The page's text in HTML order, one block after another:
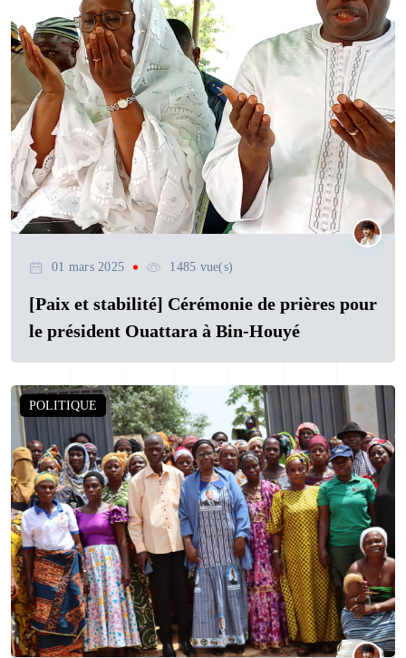
01 mars 2025 1485 vue(s)
[Paix et stabilité] Cérémonie de prières pour
le président Ouattara à Bin-Houyé
POLITIQUE